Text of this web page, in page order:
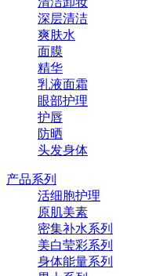
深层清洁
爽肤水
面膜
精华
乳液面霜
眼部护理
护唇
防晒
头发身体
产品系列
活细胞护理
原肌美素
密集补水系列
美白莹彩系列
身体能量系列